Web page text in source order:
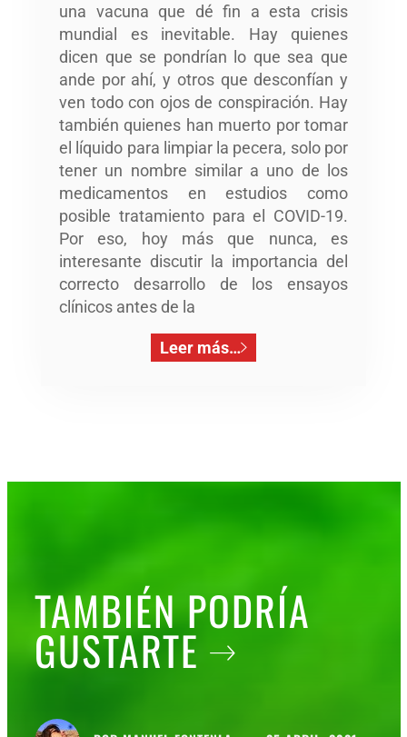
una vacuna que dé fin a esta crisis
mundial es inevitable. Hay quienes
dicen que se pondrían lo que sea que
ande por ahí, y otros que desconfían y
ven todo con ojos de conspiración. Hay
también quienes han muerto por tomar
el líquido para limpiar la pecera, solo por
tener un nombre similar a uno de los
medicamentos en estudios como
posible tratamiento para el COVID-19.
Por eso, hoy más que nunca, es
interesante discutir la importancia del
correcto desarrollo de los ensayos
clínicos antes de la
Leer más…
TAMBIÉN PODRÍA
GUSTARTE